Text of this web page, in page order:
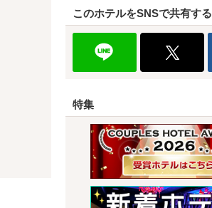
このホテルをSNSで共有する
特集